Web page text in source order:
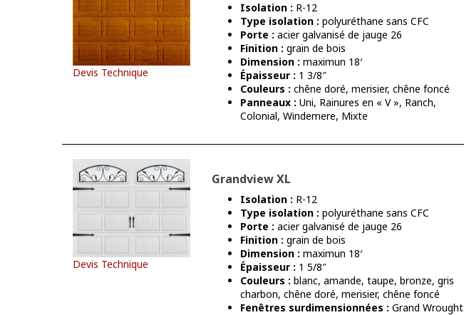
Devis Technique
Isolation : R-12
Type isolation : polyuréthane sans CFC
Porte : acier galvanisé de jauge 26
Finition : grain de bois
Dimension : maximun 18′
Épaisseur : 1 3/8″
Couleurs : chêne doré, merisier, chêne foncé
Panneaux : Uni, Rainures en « V », Ranch,
Colonial, Windemere, Mixte
Devis Technique
Grandview XL
Isolation : R-12
Type isolation : polyuréthane sans CFC
Porte : acier galvanisé de jauge 26
Finition : grain de bois
Dimension : maximun 18′
Épaisseur : 1 5/8″
Couleurs : blanc, amande, taupe, bronze, gris
charbon, chêne doré, merisier, chêne foncé
Fenêtres surdimensionnées : Grand Wrought